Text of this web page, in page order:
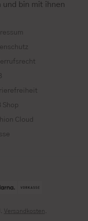
und bin mit ihnen
Shop
Cloud
Versandkosten